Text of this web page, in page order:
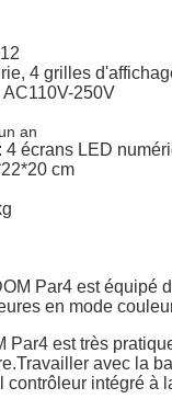
4 grilles
250V
an
4 écrans LED
cm
Par4 est équipé
en mode
Par4 est très
avec la
contrôleur intégré à